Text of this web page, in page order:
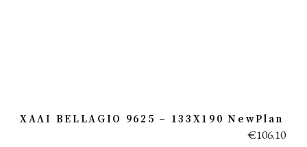
ΧΑΛΙ BELLAGIO 9625 – 133X190 NewPlan
€106.10